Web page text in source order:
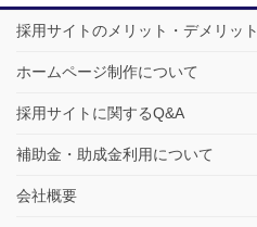
採用サイトのメリット・デメリット
ホームページ制作について
採用サイトに関するQ&A
補助金・助成金利用について
会社概要